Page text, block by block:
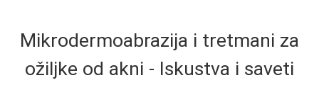
Mikrodermoabrazija i tretmani za
ožiljke od akni - Iskustva i saveti